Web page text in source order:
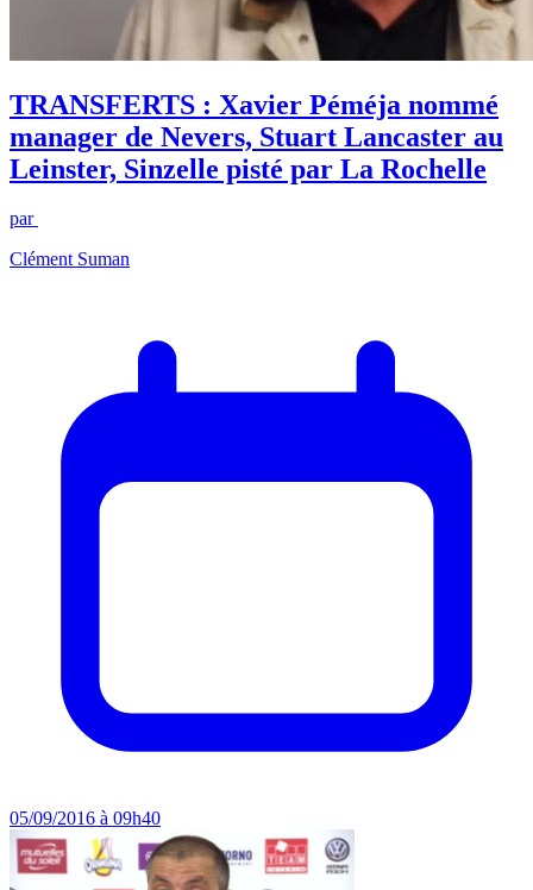
TRANSFERTS : Xavier Péméja nommé
manager de Nevers, Stuart Lancaster au
Leinster, Sinzelle pisté par La Rochelle
par
Clément Suman
05/09/2016 à 09h40